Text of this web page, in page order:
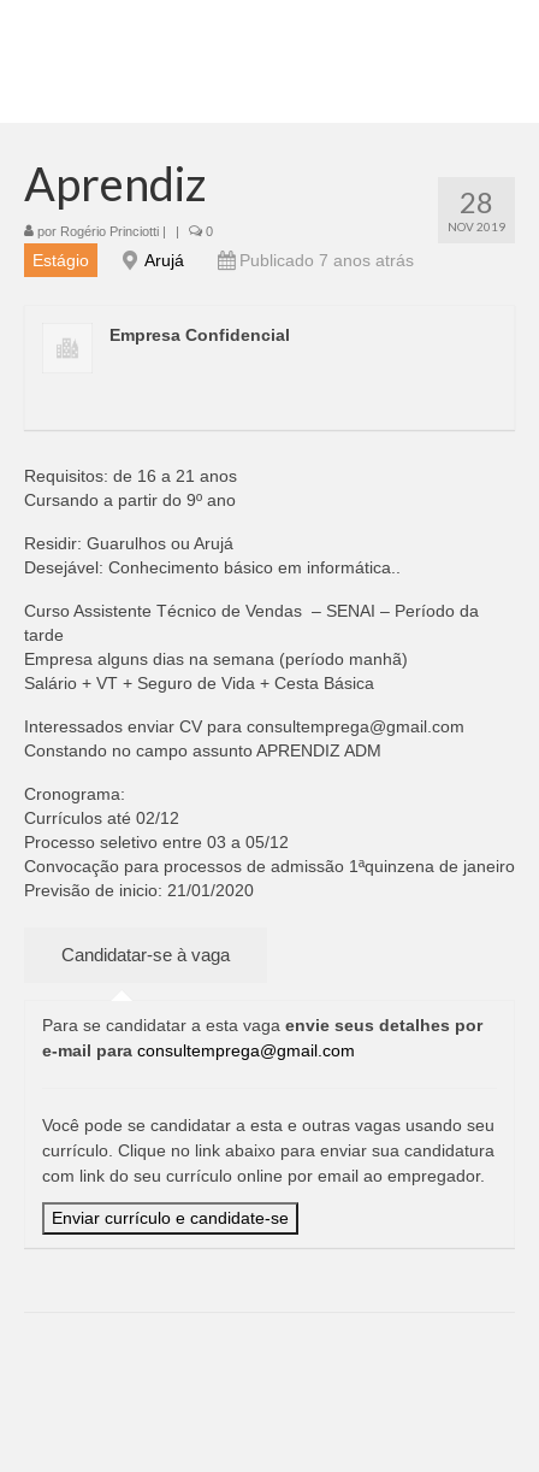
28
NOV 2019
Aprendiz
por Rogério Princiotti | | 0
Estágio Arujá Publicado 7 anos atrás
Empresa Confidencial
Requisitos: de 16 a 21 anos
Cursando a partir do 9º ano
Residir: Guarulhos ou Arujá
Desejável: Conhecimento básico em informática..
Curso Assistente Técnico de Vendas – SENAI – Período da
tarde
Empresa alguns dias na semana (período manhã)
Salário + VT + Seguro de Vida + Cesta Básica
Interessados enviar CV para consultemprega@gmail.com
Constando no campo assunto APRENDIZ ADM
Cronograma:
Currículos até 02/12
Processo seletivo entre 03 a 05/12
Convocação para processos de admissão 1ªquinzena de janeiro
Previsão de inicio: 21/01/2020
Para se candidatar a esta vaga envie seus detalhes por
e-mail para consultemprega@gmail.com
Você pode se candidatar a esta e outras vagas usando seu
currículo. Clique no link abaixo para enviar sua candidatura
com link do seu currículo online por email ao empregador.